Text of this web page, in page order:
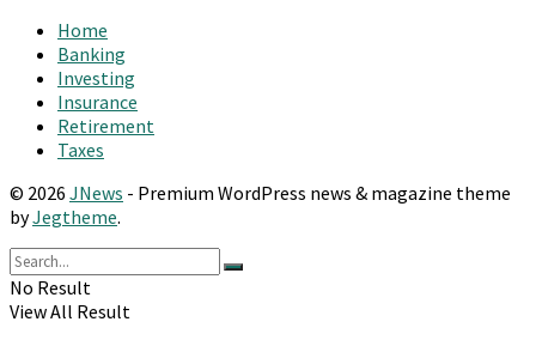
Home
Banking
Investing
Insurance
Retirement
Taxes
© 2026 JNews - Premium WordPress news & magazine theme
byJegtheme.
No Result
View All Result